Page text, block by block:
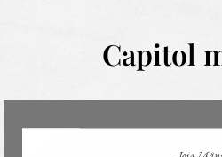
Capitol